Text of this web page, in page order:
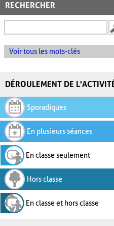
RECHERCHER
Voir tous les mots-clés
DÉROULEMENT DE
Sporadiques
En plusieurs séances
En classe seulement
Hors classe
En classe et hors classe